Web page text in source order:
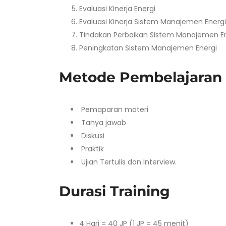
Evaluasi Kinerja Energi
Evaluasi Kinerja Sistem Manajemen Energi
Tindakan Perbaikan Sistem Manajemen
Peningkatan Sistem Manajemen Energi
Metode Pembelajaran
Pemaparan materi
Tanya jawab
Diskusi
Praktik
Ujian Tertulis dan Interview.
Durasi Training
4 Hari = 40 JP (1 JP = 45 menit)